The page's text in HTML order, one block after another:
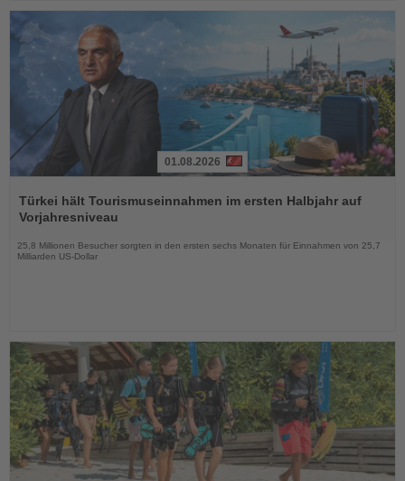
Sie
die
Nachrichten
01.08.2026
Türkei hält Tourismuseinnahmen im ersten Halbjahr auf
Vorjahresniveau
25,8 Millionen Besucher sorgten in den ersten sechs Monaten für Einnahmen von 25,7
Milliarden US-Dollar